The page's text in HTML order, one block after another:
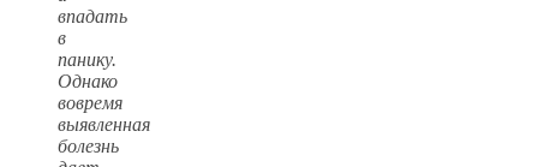
впадать
в
панику.
Однако
вовремя
выявленная
болезнь